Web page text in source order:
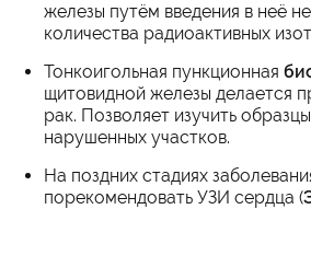
железы путём введения в неё
количества радиоактивных
Тонкоигольная пункционная
щитовидной железы делается
рак. Позволяет изучить
нарушенных участков.
На поздних стадиях
порекомендовать УЗИ сердца (